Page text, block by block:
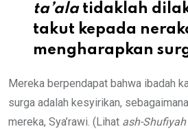
ta’ala tidaklah
takut kepada
mengharapkan
Mereka berpendapat bahwa ibadah
surga adalah kesyirikan,
mereka, Sya’rawi. (Lihat ash-